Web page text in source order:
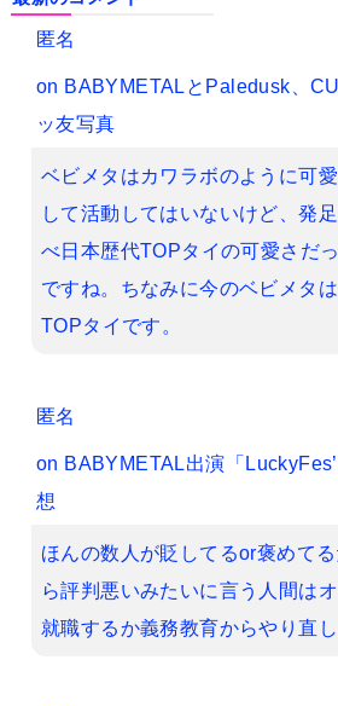
匿名
on BABYMETALとPaledusk、
ッ友写真
ベビメタはカワラボのように可
して活動してはいないけど、発
べ日本歴代TOPタイの可愛さだ
ですね。ちなみに今のベビメタ
TOPタイです。
匿名
on BABYMETAL出演「
想
ほんの数人が貶してるor褒めて
ら評判悪いみたいに言う人間は
就職するか義務教育からやり直